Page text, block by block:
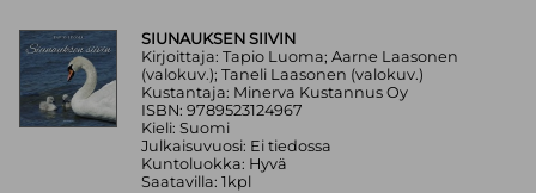
SIUNAUKSEN SIIVIN
Kirjoittaja: Tapio Luoma; Aarne Laasonen
(valokuv.); Taneli Laasonen (valokuv.)
Kustantaja: Minerva Kustannus Oy
ISBN: 9789523124967
Kieli: Suomi
Julkaisuvuosi: Ei tiedossa
Kuntoluokka: Hyvä
Saatavilla: 1kpl